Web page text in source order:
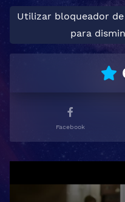
Utilizar bloqueador
para
Facebook